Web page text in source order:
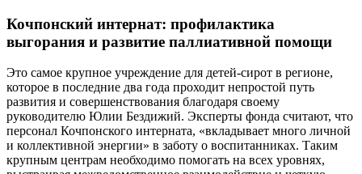
Кочпонский интернат: профилактика
выгорания и развитие паллиативной помощи
Это самое крупное учреждение для детей-сирот в регионе,
которое в последние два года проходит непростой путь
развития и совершенствования благодаря своему
руководителю Юлии Бездижий. Эксперты фонда считают, что
персонал Кочпонского интерната, «вкладывает много личной
и коллективной энергии» в заботу о воспитанниках. Таким
крупным центрам необходимо помогать на всех уровнях,